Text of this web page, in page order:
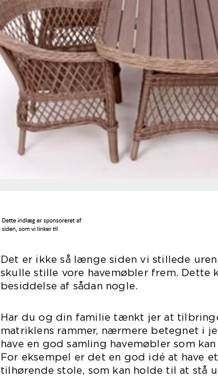
Det er ikke så længe siden vi stillede
skulle stille vore havemøbler frem. Dette
besiddelse af sådan nogle.
Har du og din familie tænkt jer at
matriklens rammer, nærmere betegnet i
have en god samling havemøbler som
For eksempel er det en god idé at have
tilhørende stole, som kan holde til at stå